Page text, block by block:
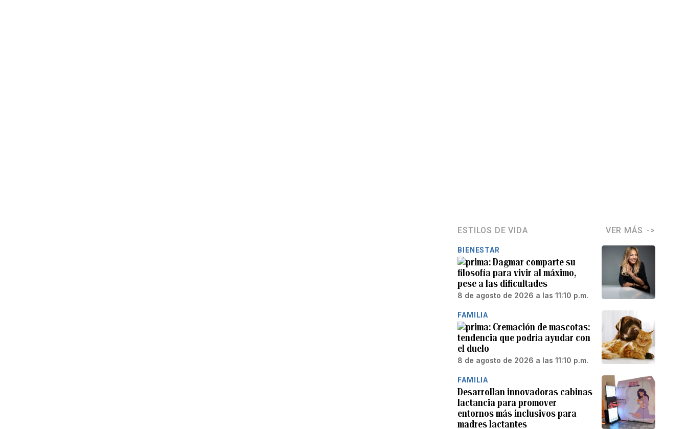
ESTILOS DE VIDA VER MÁS
BIENESTAR
Dagmar comparte su
filosofía para vivir al máximo,
pese a las dificultades
8 de agosto de 2026 a las 11:10 p.m.
FAMILIA
Cremación de mascotas:
tendencia que podría ayudar con
el duelo
8 de agosto de 2026 a las 11:10 p.m.
FAMILIA
Desarrollan innovadoras cabinas
lactancia para promover
entornos más inclusivos para
madres lactantes